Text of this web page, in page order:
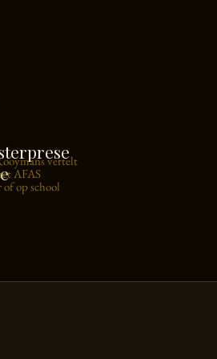
vertelt
AFAS
of op school